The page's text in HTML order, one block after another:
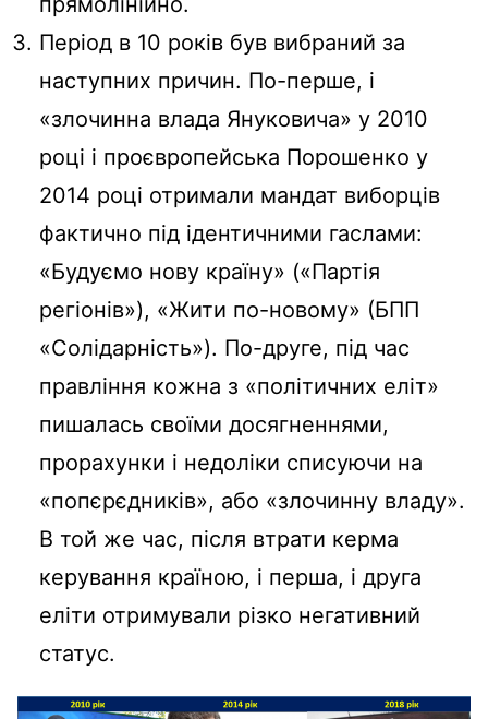
Період в 10 років був вибраний за
наступних причин. По-перше, і
«злочинна влада Януковича» у 2010
році і проєвропейська Порошенко у
2014 році отримали мандат виборців
фактично під ідентичними гаслами:
«Будуємо нову країну» («Партія
регіонів»), «Жити по-новому» (БПП
«Солідарність»). По-друге, під час
правління кожна з «політичних еліт»
пишалась своїми досягненнями,
прорахунки і недоліки списуючи на
«попєрєдників», або «злочинну владу».
В той же час, після втрати керма
керування країною, і перша, і друга
еліти отримували різко негативний
статус.